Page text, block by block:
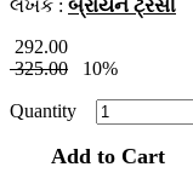
લેખક : બ્રાયન ટ્રેસી
292.00
325.00
10%
Quantity
Add to Cart